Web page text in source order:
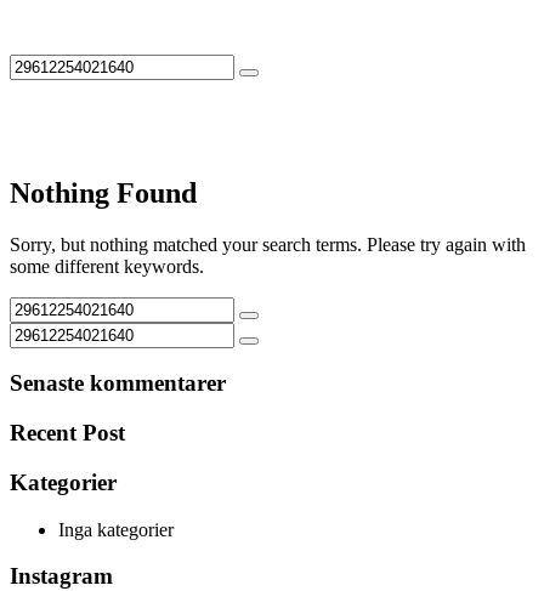
Nothing Found
Sorry, but nothing matched your search terms. Please try again with
some different keywords.
Senaste kommentarer
Recent Post
Kategorier
Inga kategorier
Instagram